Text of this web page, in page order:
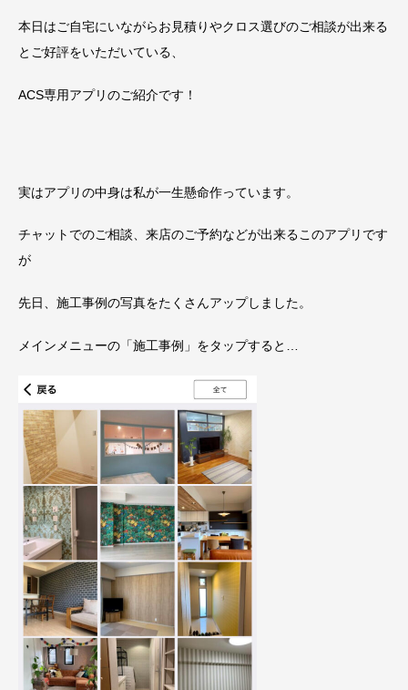
本日はご自宅にいながらお見積りやクロス選びのご相談が出来る
とご好評をいただいている、
ACS専用アプリのご紹介です！
実はアプリの中身は私が一生懸命作っています。
チャットでのご相談、来店のご予約などが出来るこのアプリです
が
先日、施工事例の写真をたくさんアップしました。
メインメニューの「施工事例」をタップすると…